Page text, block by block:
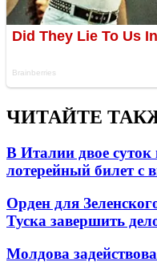
ЧИТАЙТЕ
В Италии двое
лотерейный билет
Орден для
Туска завершить
Молдова